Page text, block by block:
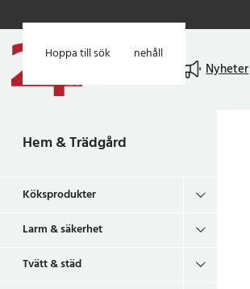
Hoppa till huvudinnehåll
Hoppa till sök
Nyheter
Hem & Trädgård
Köksprodukter
Larm & säkerhet
Tvätt & städ